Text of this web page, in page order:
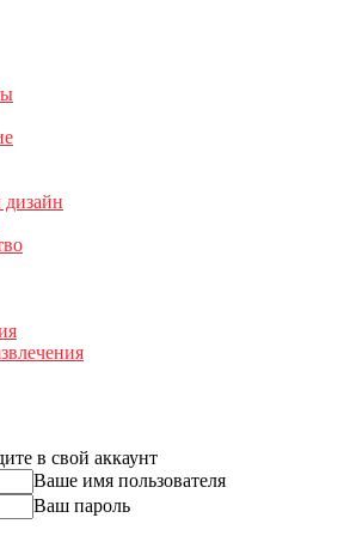
дизайн
в свой аккаунт
Ваше имя пользователя
Ваш пароль